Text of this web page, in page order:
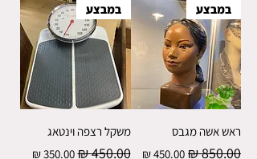
במבצע
ראש אשה מגבס
מחיר רגיל
מחיר מבצע
במבצע
משקל רצפה וינטאג
מחיר רגיל‏450.00 ‏₪ מחיר מבצע‏350.00 ‏₪